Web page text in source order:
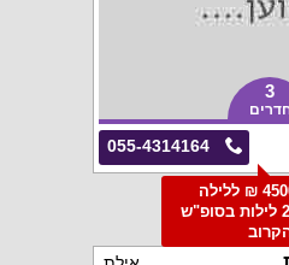
3
055-4314164
החל מ4500 ₪ ללילה
למזמינים 2 לילות בסופ"ש